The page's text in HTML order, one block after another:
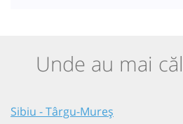
Unde au mai
Sibiu - Târgu-Mureș